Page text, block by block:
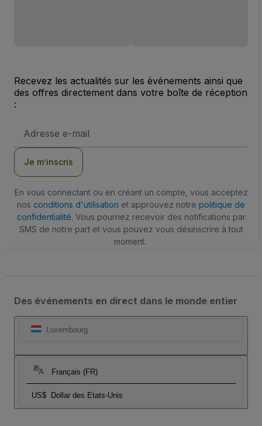
Recevez les actualités sur les événements ainsi que
des offres directement dans votre boîte de réception
:
e-
Je m’inscris
En vous connectant ou en créant un compte, vous acceptez
nos conditions d'utilisation et approuvez notre politique de
confidentialité. Vous pourriez recevoir des notifications par
SMS de notre part et vous pouvez vous désinscrire à tout
moment.
Des événements en direct dans le monde entier
Luxembourg
Français (FR)
US$ Dollar des Etats-Unis